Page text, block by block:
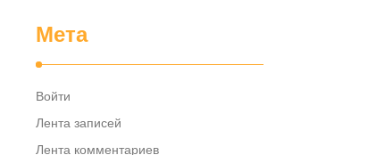
Мета
Войти
Лента записей
Лента комментариев